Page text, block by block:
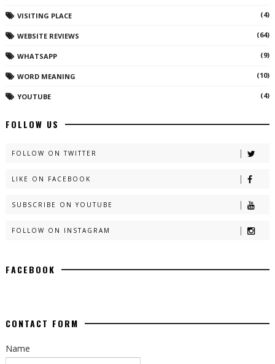
VISITING PLACE (4)
WEBSITE REVIEWS (64)
WHATSAPP (9)
WORD MEANING (10)
YOUTUBE (4)
FOLLOW US
FOLLOW ON TWITTER
LIKE ON FACEBOOK
SUBSCRIBE ON YOUTUBE
FOLLOW ON INSTAGRAM
FACEBOOK
CONTACT FORM
Name